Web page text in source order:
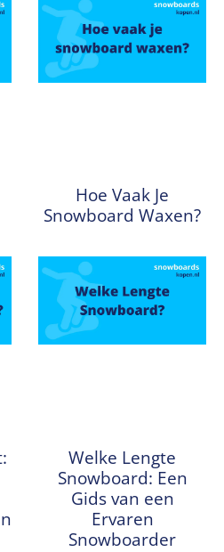
Hoe Vaak Je
Snowboard Waxen?
Welke Lengte
Snowboard: Een
Gids van een
Ervaren
Snowboarder